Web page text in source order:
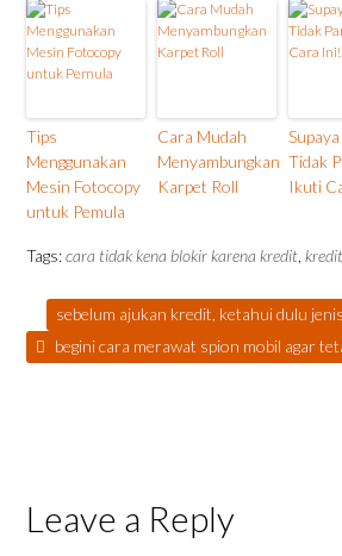
Tips
Menggunakan
Mesin Fotocopy
untuk Pemula
Cara Mudah
Menyambungkan
Karpet Roll
Tidak
Ikuti
Tags:cara tidak kena blokir karena kredit, kredit
sebelum ajukan kredit, ketahui dulu
begini cara merawat spion mobil agar
Leave a Reply